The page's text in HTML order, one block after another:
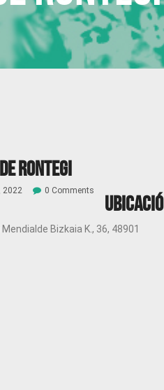
Rontegi
2022 0 Comments
Bizkaia K., 36, 48901